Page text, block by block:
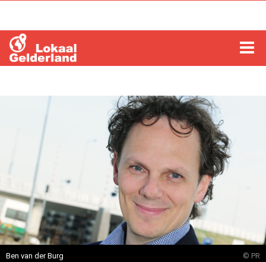
RADIO
ZOEKEN
Ben van der Burg © PR